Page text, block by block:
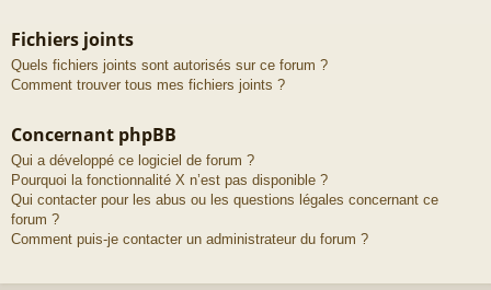
Fichiers joints
Quels fichiers joints sont autorisés sur ce forum ?
Comment trouver tous mes fichiers joints ?
Concernant phpBB
Qui a développé ce logiciel de forum ?
Pourquoi la fonctionnalité X n’est pas disponible ?
Qui contacter pour les abus ou les questions légales concernant ce
forum ?
Comment puis-je contacter un administrateur du forum ?